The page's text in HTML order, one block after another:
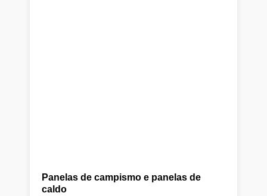
Panelas de campismo e panelas de
caldo